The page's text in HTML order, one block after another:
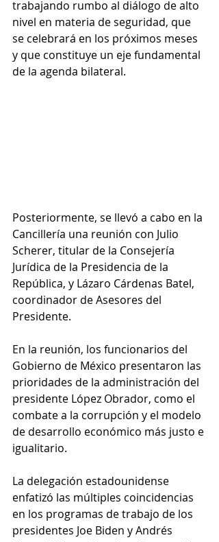
trabajando rumbo al diálogo de alto
nivel en materia de seguridad, que
se celebrará en los próximos meses
y que constituye un eje fundamental
de la agenda bilateral.
Posteriormente, se llevó a cabo en la
Cancillería una reunión con Julio
Scherer, titular de la Consejería
Jurídica de la Presidencia de la
República, y Lázaro Cárdenas Batel,
coordinador de Asesores del
Presidente.
En la reunión, los funcionarios del
Gobierno de México presentaron las
prioridades de la administración del
presidente López Obrador, como el
combate a la corrupción y el modelo
de desarrollo económico más justo e
igualitario.
La delegación estadounidense
enfatizó las múltiples coincidencias
en los programas de trabajo de los
presidentes Joe Biden y Andrés